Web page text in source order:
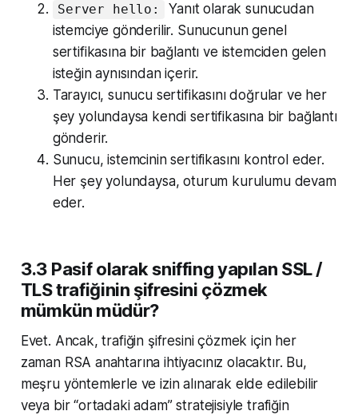
Server hello:
Yanıt olarak sunucudan
istemciye gönderilir. Sunucunun genel
sertifikasına bir bağlantı ve istemciden gelen
isteğin aynısından içerir.
Tarayıcı, sunucu sertifikasını doğrular ve her
şey yolundaysa kendi sertifikasına bir bağlantı
gönderir.
Sunucu, istemcinin sertifikasını kontrol eder.
Her şey yolundaysa, oturum kurulumu devam
eder.
3.3 Pasif olarak sniffing yapılan SSL /
TLS trafiğinin şifresini çözmek
mümkün müdür?
Evet. Ancak, trafiğin şifresini çözmek için her
zaman RSA anahtarına ihtiyacınız olacaktır. Bu,
meşru yöntemlerle ve izin alınarak elde edilebilir
veya bir “ortadaki adam” stratejisiyle trafiğin